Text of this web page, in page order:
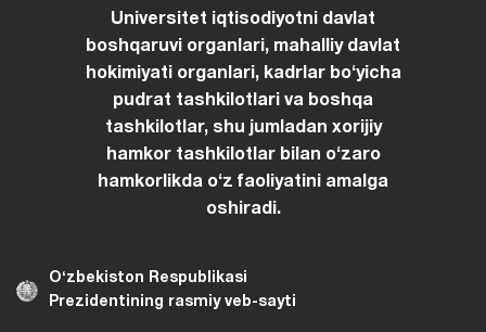
Universitet iqtisodiyotni davlat
boshqaruvi organlari, mahalliy davlat
hokimiyati organlari, kadrlar boʻyicha
pudrat tashkilotlari va boshqa
tashkilotlar, shu jumladan xorijiy
hamkor tashkilotlar bilan oʻzaro
hamkorlikda oʻz faoliyatini amalga
oshiradi.
Oʻzbekiston Respublikasi
Prezidentining rasmiy veb-sayti